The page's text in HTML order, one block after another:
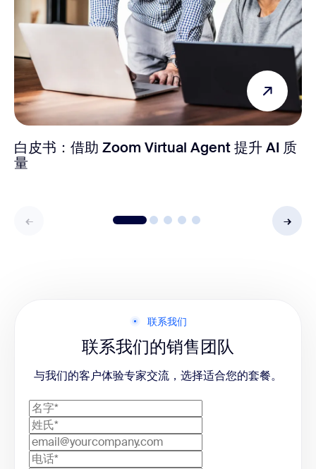
白皮书：借助 Zoom Virtual Agent 提升 AI 质
量
联系我们
联系我们的销售团队
与我们的客户体验专家交流，选择适合您的套餐。